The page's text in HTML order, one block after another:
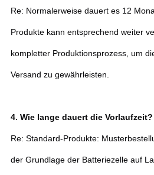
Re: Normalerweise dauert es 12
Produkte kann entsprechend weiter
kompletter Produktionsprozess, um
Versand zu gewährleisten.
4. Wie lange dauert die Vorlaufzeit?
Re: Standard-Produkte:
der Grundlage der Batteriezelle auf